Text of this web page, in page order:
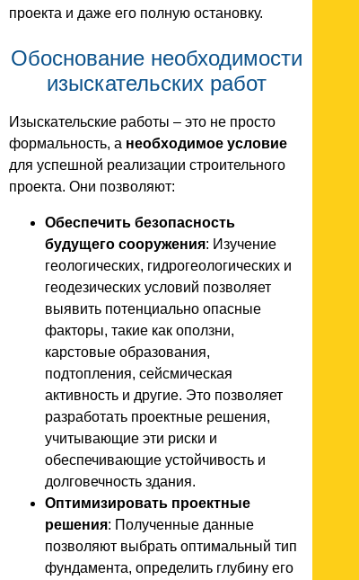
проекта и даже его полную остановку.
Обоснование необходимости
изыскательских работ
Изыскательские работы – это не просто
формальность, а необходимое условие
для успешной реализации строительного
проекта. Они позволяют:
Обеспечить безопасность
будущего сооружения: Изучение
геологических, гидрогеологических и
геодезических условий позволяет
выявить потенциально опасные
факторы, такие как оползни,
карстовые образования,
подтопления, сейсмическая
активность и другие. Это позволяет
разработать проектные решения,
учитывающие эти риски и
обеспечивающие устойчивость и
долговечность здания.
Оптимизировать проектные
решения: Полученные данные
позволяют выбрать оптимальный тип
фундамента, определить глубину его